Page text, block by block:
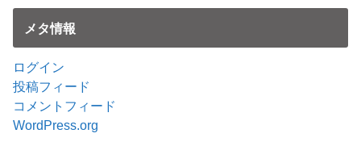
メタ情報
ログイン
投稿フィード
コメントフィード
WordPress.org